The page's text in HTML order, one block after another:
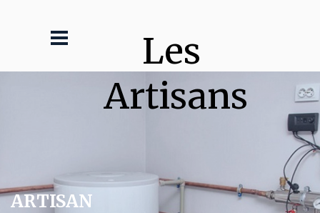
Les
Artisans
ARTISAN